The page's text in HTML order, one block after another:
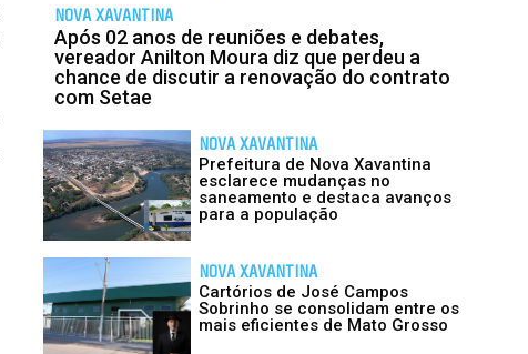
NOVA XAVANTINA
Após 02 anos de reuniões e debates,
vereador Anilton Moura diz que perdeu a
chance de discutir a renovação do contrato
com Setae
NOVA XAVANTINA
Prefeitura de Nova Xavantina
esclarece mudanças no
saneamento e destaca avanços
para a população
NOVA XAVANTINA
Cartórios de José Campos
Sobrinho se consolidam entre os
mais eficientes de Mato Grosso